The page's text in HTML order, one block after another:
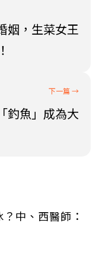
姻，生菜女王
魚」成為大
中、西醫師：